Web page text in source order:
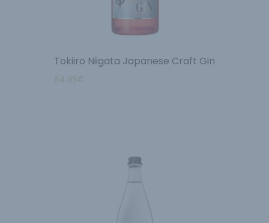
Tokiiro Niigata Japanese Craft Gin
64.95€